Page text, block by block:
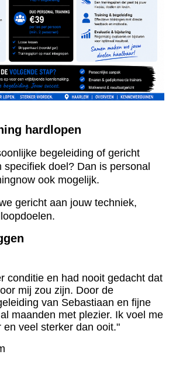
hardlopen
begeleiding of gericht
specifiek doel? Dan is personal
ook mogelijk.
gericht aan jouw techniek,
conditie en had nooit gedacht dat
mij zou zijn. Door de
van Sebastiaan en fijne
maanden met plezier. Ik voel me
en veel sterker dan ooit."